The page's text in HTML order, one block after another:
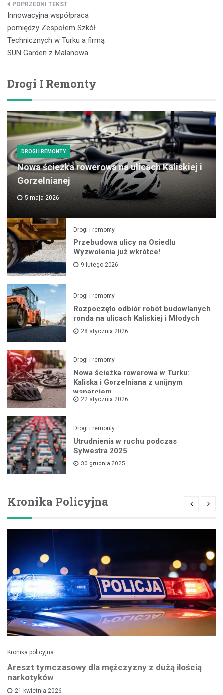
Nawigacja
wpisu
Innowacyjna współpraca
pomiędzy Zespołem Szkół
Technicznych w Turku a firmą
SUN Garden z Malanowa
Drogi I Remonty
DROGI I REMONTY
Nowa ścieżka rowerowa na ulicach Kaliskiej i
Gorzelnianej
5 maja 2026
Drogi i remonty
Przebudowa ulicy na Osiedlu
Wyzwolenia już wkrótce!
9 lutego 2026
Drogi i remonty
Rozpoczęto odbiór robót budowlanych
ronda na ulicach Kaliskiej i Młodych
28 stycznia 2026
Drogi i remonty
Nowa ścieżka rowerowa w Turku:
Kaliska i Gorzelniana z unijnym
wsparciem
22 stycznia 2026
Drogi i remonty
Utrudnienia w ruchu podczas
Sylwestra 2025
30 grudnia 2025
Kronika Policyjna
Kronika policyjna
Areszt tymczasowy dla mężczyzny z dużą ilością
narkotyków
21 kwietnia 2026